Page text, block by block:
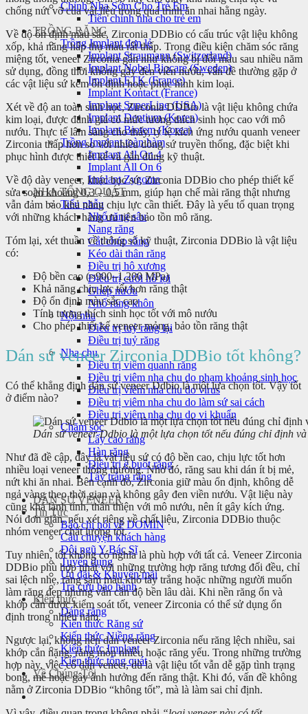
Chỉnh Nha Sớm Cho Trẻ Em
Tiền chỉnh nha cho trẻ em
TRỒNG RĂNG
Trồng Implant đơn lẻ
Implant Straumann (Switzerland)
Implant Nobel Biocare (Sweden)
Implant ETK (France)
Implant Kontact (France)
Implant SuperLine (USA)
Implant Dentium (Korea)
Implant Biotem (Korea)
Trồng Implant toàn hàm
Implant All On 4
Implant All On 6
Implant Zygoma
NHA TỔNG QUÁT
Tiểu phẫu
Nhổ răng sâu
Nang răng
Cắt chóp răng
Kéo dài thân răng
Điều trị hô xương
Điều trị cười hở lợi
Ghép nướu
Nhổ răng khôn
Nội nha
Điều trị tuỷ răng lại
Điều trị tuỷ răng
Nha chu
Điều trị viêm quanh răng
Điều trị viêm nha chu do phạm khoảng sinh học
Điều trị viêm nha chu do virus
Điều trị viêm nha chu do làm sứ sai cách
Điều trị viêm nha chu do vi khuẩn
Chăm sóc
Lấy cao răng
Hàn răng
Điều trị ê buốt răng
Tẩy trắng răng
DÁN SỨ VENEER
Tin Tức
Báo chí nói về DOMIN
Câu chuyện khách hàng
Đội ngũ Y Bác Sĩ
Tuyển dụng
Ưu đãi & Khuyến mãi
Tra cứu bảo hành
Kiến thức
Dáng răng
Kiến thức Răng sứ
Kiến thức Niềng răng
Kiến thức Implant
Kiến thức tổng quát
Về Chúng Tôi
chống nứt vỡ của vật liệu trong quá trình ăn nhai hằng ngày.
Về độ ổn định màu sắc, Zirconia DDBio có cấu trúc vật liệu không
xốp, khả năng hấp thụ màu rất thấp. Trong điều kiện chăm sóc răng
miệng tốt, veneer Zirconia gần như không bị đổi màu sau nhiều năm
sử dụng, đồng thời không gây đen viền nướu, vấn đề thường gặp ở
các vật liệu sứ kém ổn định hoặc phục hình kim loại.
Xét về độ an toàn sinh học, Zirconia DDBio là vật liệu không chứa
kim loại, được đánh giá có mức tương thích sinh học cao với mô
nướu. Thực tế lâm sàng cho thấy, tỷ lệ kích ứng nướu quanh veneer
Zirconia thấp hơn so với nhiều dòng sứ truyền thống, đặc biệt khi
phục hình được thiết kế và gắn đúng kỹ thuật.
Về độ dày veneer, khác bọc sứ, Zirconia DDBio cho phép thiết kế
sửa soạn khoảng 0,3 – 0,5 mm, giúp hạn chế mài răng thật nhưng
vẫn đảm bảo khả năng chịu lực cần thiết. Đây là yếu tố quan trọng
với những khách hàng ưu tiên bảo tồn mô răng.
Tóm lại, xét thuần về thông số kỹ thuật, Zirconia DDBio là vật liệu
có:
Độ bền cao (≈900–1.200 MPa)
Khả năng chịu lực tốt hơn răng thật
Độ ổn định màu sắc cao
Tính tương thích sinh học tốt với mô nướu
Cho phép thiết kế veneer mỏng, bảo tồn răng thật
Dán sứ veneer Zirconia DDBio tốt không?
Có thể khẳng định dán sứ veneer Ddbio là một lựa chọn tốt. Vậy tốt
ở điểm nào?
Dán sứ veneer Ddbio là một lựa chọn tốt nếu đúng chỉ định
Như đã đề cập, đây là vật liệu sứ có độ bền cao, chịu lực tốt hơn
nhiều loại veneer thông thường. Nhờ đó, răng sau khi dán ít bị mẻ,
nứt khi ăn nhai. Bên cạnh đó, Zirconia giữ màu ổn định, không dễ
ngả vàng theo thời gian và không gây đen viền nướu. Vật liệu này
cũng khá lành tính, thân thiện với mô nướu, nên ít gây kích ứng.
Nói đơn giản, nếu xét riêng về chất liệu, Zirconia DDBio thuộc
nhóm veneer chất lượng tốt.
Tuy nhiên, tốt không có nghĩa là phù hợp với tất cả. Veneer Zirconia
DDBio phù hợp nhất với những trường hợp răng tương đối đều, chỉ
sai lệch nhẹ, răng sậm màu khó tẩy trắng hoặc những người muốn
làm răng đẹp nhưng vẫn cần độ bền lâu dài. Khi nền răng ổn và
khớp cắn được kiểm soát tốt, veneer Zirconia có thể sử dụng ổn
định trong nhiều năm.
Ngược lại, không nên dán veneer Zirconia nếu răng lệch nhiều, sai
khớp cắn nặng, răng mòn nhiều hoặc răng yếu. Trong những trường
hợp này, việc cố dán veneer, dù là vật liệu tốt vẫn dễ gặp tình trạng
bong, mẻ hoặc gây ảnh hưởng đến răng thật. Khi đó, vấn đề không
nằm ở Zirconia DDBio “không tốt”, mà là làm sai chỉ định.